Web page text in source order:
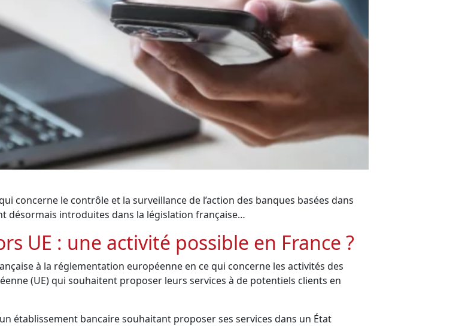
concerne le contrôle et la surveillance de l’action des banques basées dans
désormais introduites dans la législation française…
UE : une activité possible en France ?
à la réglementation européenne en ce qui concerne les activités des
(UE) qui souhaitent proposer leurs services à de potentiels clients en
établissement bancaire souhaitant proposer ses services dans un État